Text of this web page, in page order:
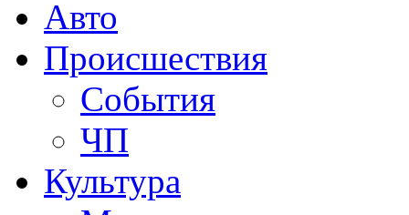
Авто
Происшествия
События
ЧП
Культура